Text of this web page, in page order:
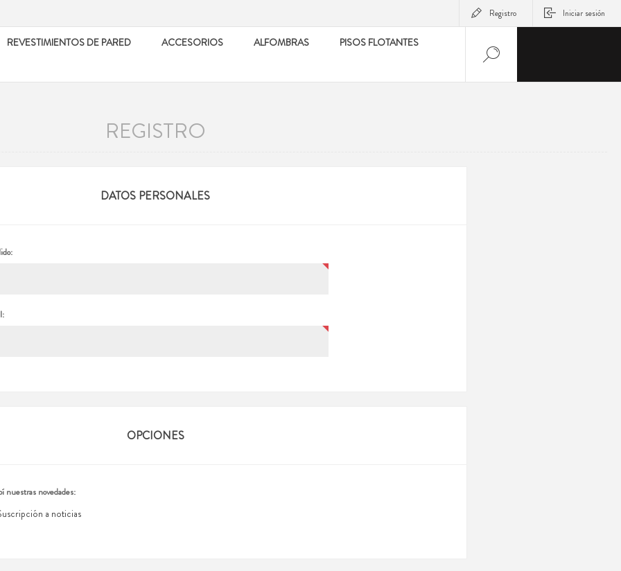
Registro Iniciar sesión
REVESTIMIENTOS DE PARED ACCESORIOS ALFOMBRAS
PISOS FLOTANTES
REGISTRO
DATOS PERSONALES
OPCIONES
nuestras novedades:
a noticias